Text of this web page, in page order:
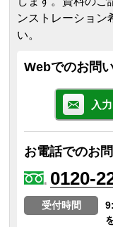
ンストレーション
い。
Webでのお問
入
お電話でのお
0120-
受付時間